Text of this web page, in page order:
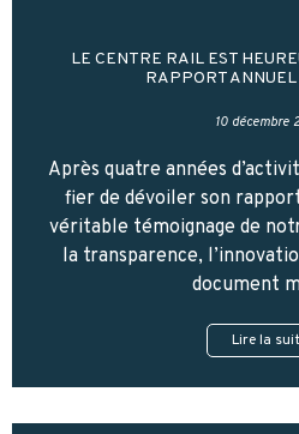
LE CENTRE RAIL EST
RAPPORT
10 décembre
Après quatre années
fier de dévoiler son
véritable témoignage de
la transparence,
document
Lire la